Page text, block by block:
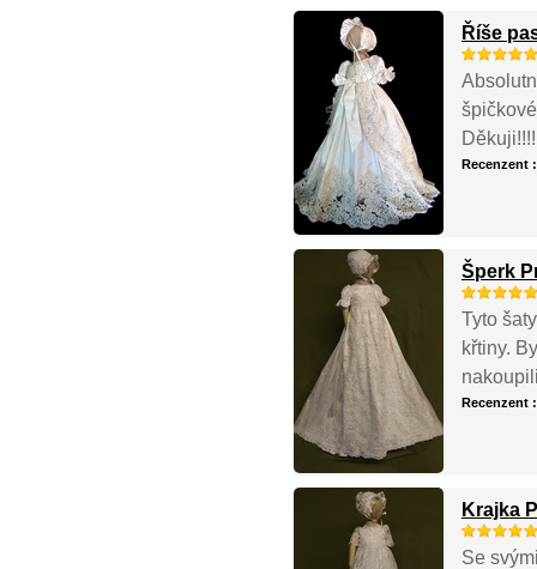
Říše
Recenzent
Šperk
Tyto
křtiny.
Recenzent
Krajka
Se